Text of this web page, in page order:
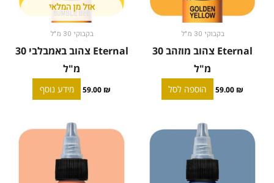
בקבוקי 30 מ"ל
Eternal צהוב מוזהב 30
מ"ל
59.00 ₪ הוספה לסל
אזל מן המלאי
בקבוקי 30 מ"ל
Eternal צהוב באמבלבי 30
מ"ל
59.00 ₪ מידע נוסף